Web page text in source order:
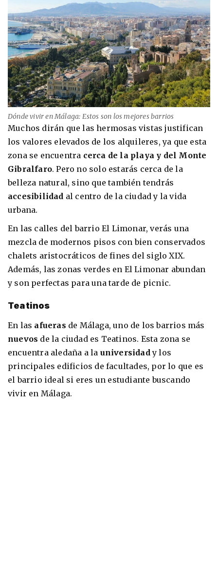
Dónde vivir en Málaga: Estos son los mejores barrios
Muchos dirán que las hermosas vistas justifican
los valores elevados de los alquileres, ya que esta
zona se encuentra cerca de la playa y del Monte
Gibralfaro. Pero no solo estarás cerca de la
belleza natural, sino que también tendrás
accesibilidad al centro de la ciudad y la vida
urbana.
En las calles del barrio El Limonar, verás una
mezcla de modernos pisos con bien conservados
chalets aristocráticos de fines del siglo XIX.
Además, las zonas verdes en El Limonar abundan
y son perfectas para una tarde de picnic.
Teatinos
En las afueras de Málaga, uno de los barrios más
nuevos de la ciudad es Teatinos. Esta zona se
encuentra aledaña a la universidady los
principales edificios de facultades, por lo que es
el barrio ideal si eres un estudiante buscando
vivir en Málaga.